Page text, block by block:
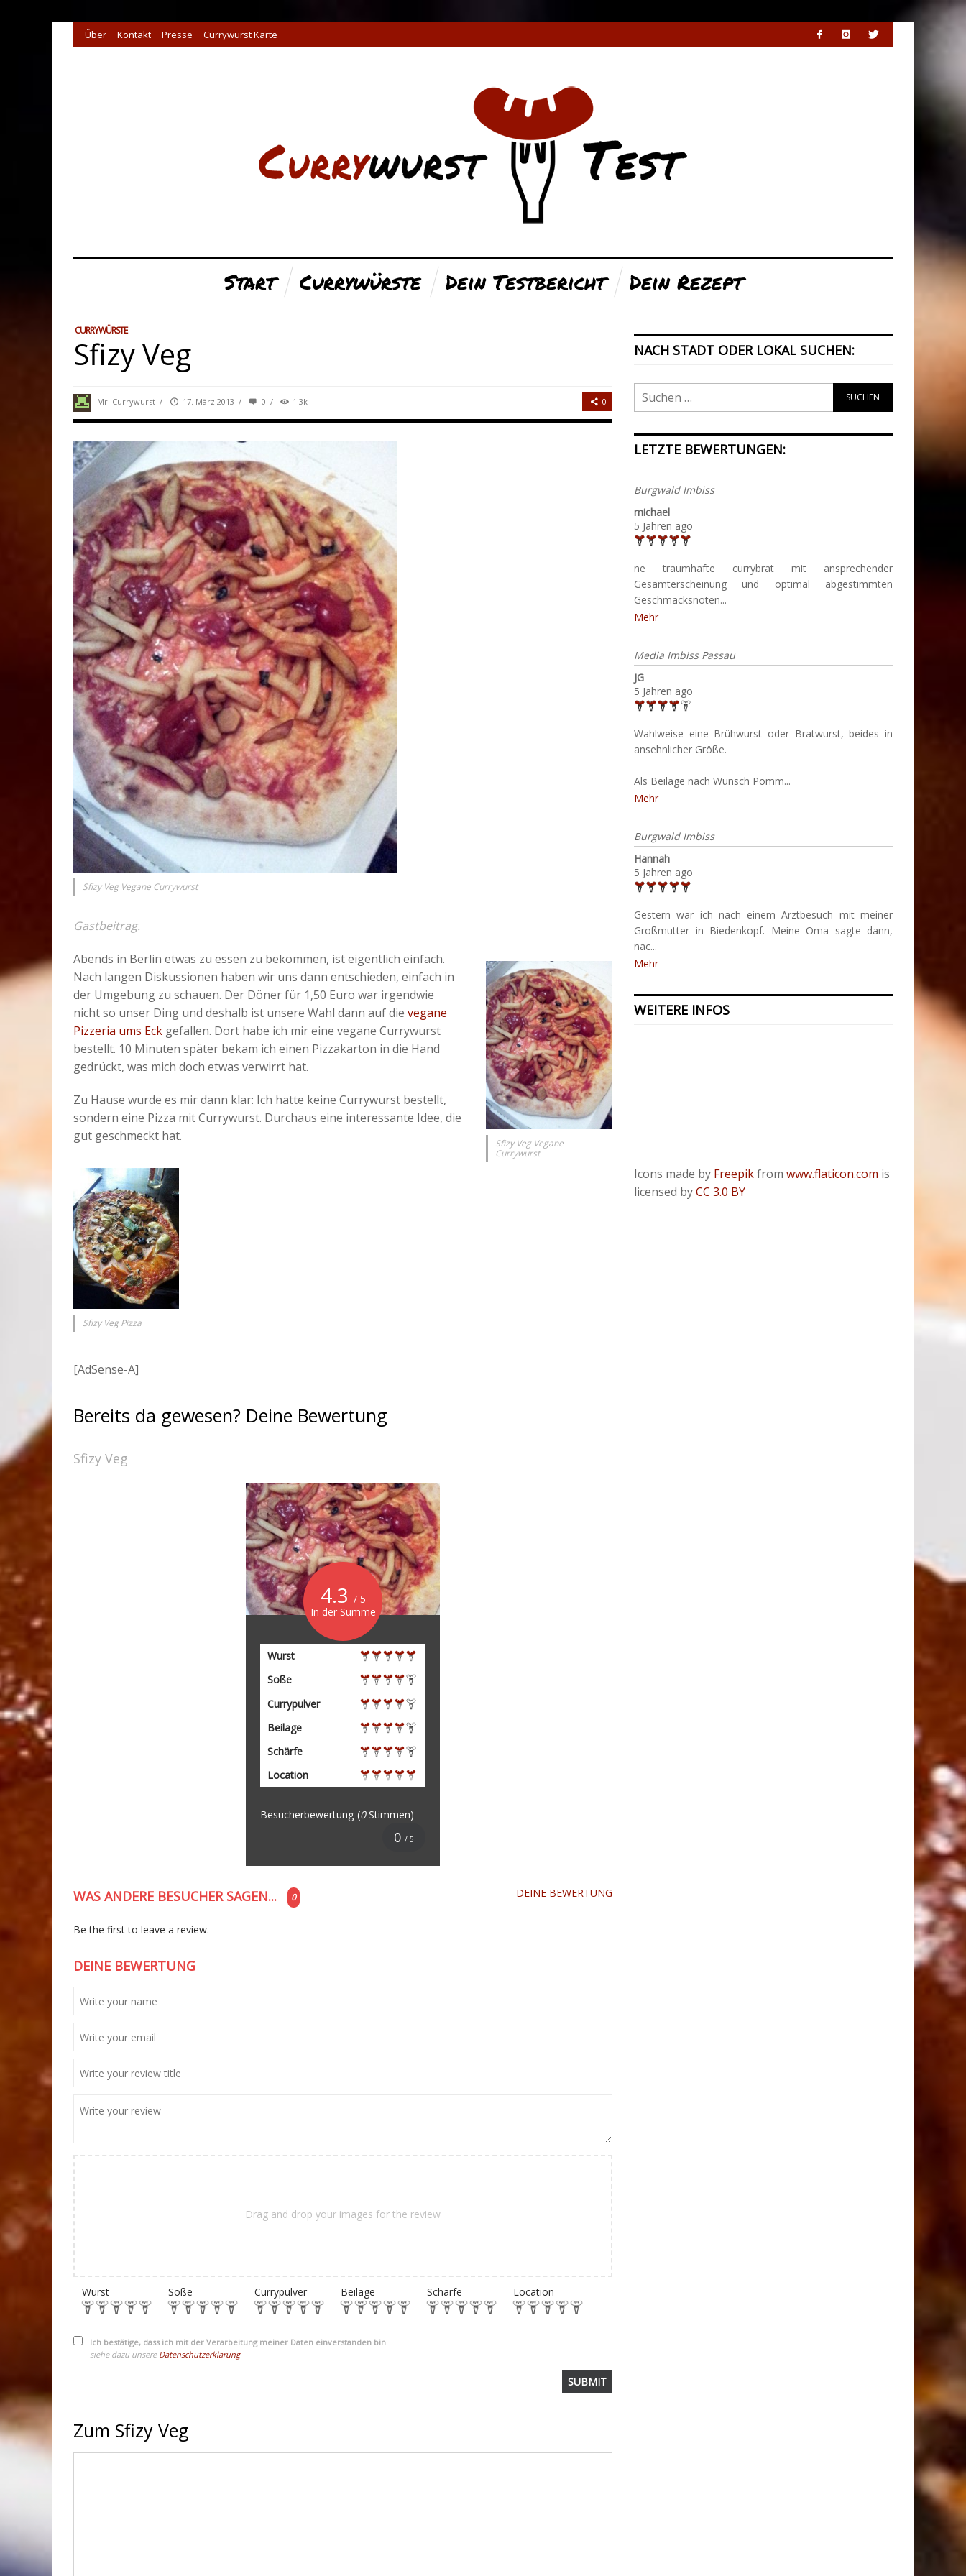
Über Kontakt Presse Currywurst Karte
Start Currywürste Dein Testbericht Dein Rezept
CURRYWÜRSTE
Sfizy Veg
Mr. Currywurst / 17. März 2013 / 0 / 1.3k 0
Sfizy Veg Vegane Currywurst
Gastbeitrag.
Sfizy Veg Vegane
Currywurst
Abends in Berlin etwas zu essen zu bekommen, ist eigentlich einfach.
Nach langen Diskussionen haben wir uns dann entschieden, einfach in
der Umgebung zu schauen. Der Döner für 1,50 Euro war irgendwie
nicht so unser Ding und deshalb ist unsere Wahl dann auf die vegane
Pizzeria ums Eck gefallen. Dort habe ich mir eine vegane Currywurst
bestellt. 10 Minuten später bekam ich einen Pizzakarton in die Hand
gedrückt, was mich doch etwas verwirrt hat.
Zu Hause wurde es mir dann klar: Ich hatte keine Currywurst bestellt,
sondern eine Pizza mit Currywurst. Durchaus eine interessante Idee, die
gut geschmeckt hat.
Sfizy Veg Pizza
[AdSense-A]
Bereits da gewesen? Deine Bewertung
Sfizy Veg
4.3 / 5
In der Summe
Wurst
Soße
Currypulver
Beilage
Schärfe
Location
Besucherbewertung (0Stimmen)
0 / 5
WAS ANDERE BESUCHER SAGEN... 0 DEINE BEWERTUNG
Be the first to leave a review.
DEINE BEWERTUNG
Drag and drop your images for the review
Wurst Soße Currypulver Beilage Schärfe Location
Ich bestätige, dass ich mit der Verarbeitung meiner Daten einverstanden bin
siehe dazu unsere Datenschutzerklärung
Zum Sfizy Veg
NACH STADT ODER LOKAL SUCHEN:
LETZTE BEWERTUNGEN:
Burgwald Imbiss
michael
5 Jahren ago
ne traumhafte currybrat mit ansprechender
Gesamterscheinung und optimal abgestimmten
Geschmacksnoten...
Mehr
Media Imbiss Passau
JG
5 Jahren ago
Wahlweise eine Brühwurst oder Bratwurst, beides in
ansehnlicher Größe.
Als Beilage nach Wunsch Pomm...
Mehr
Burgwald Imbiss
Hannah
5 Jahren ago
Gestern war ich nach einem Arztbesuch mit meiner
Großmutter in Biedenkopf. Meine Oma sagte dann,
nac...
Mehr
WEITERE INFOS
Icons made by Freepikfrom www.flaticon.com is
licensed byCC 3.0 BY